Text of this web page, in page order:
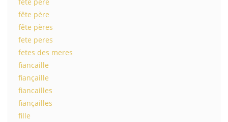
fête père
fête pères
fete peres
fetes des meres
fiancaille
fiançaille
fiancailles
fiançailles
fille